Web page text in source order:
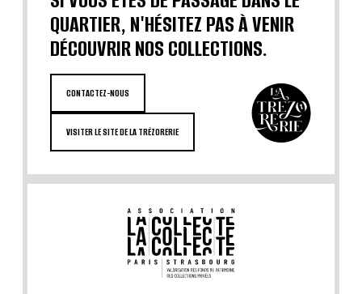
QUARTIER, N'HÉSITEZ PAS À VENIR
DÉCOUVRIR NOS COLLECTIONS.
CONTACTEZ-NOUS
VISITER LE SITE DE LA TRÉZORERIE